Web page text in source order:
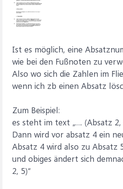
Ist es möglich, eine
wie bei den Fußnoten zu
Also wo sich die Zahlen im
wenn ich zb einen Absatz
Zum Beispiel:
es steht im text „…. (Absatz 2,
Dann wird vor absatz 4 ein
Absatz 4 wird also zu Absatz
und obiges ändert sich
2, 5)“